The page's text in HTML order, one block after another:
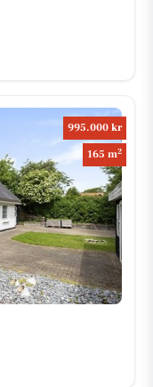
995.000 kr
165 m2